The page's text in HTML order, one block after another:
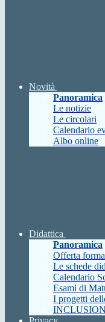
Novità
Panoramica
Le notizie
Le circolari
Calendario
Albo online
Didattica
Panoramica
Offerta
Le schede
Calendario
Esami di
I progetti